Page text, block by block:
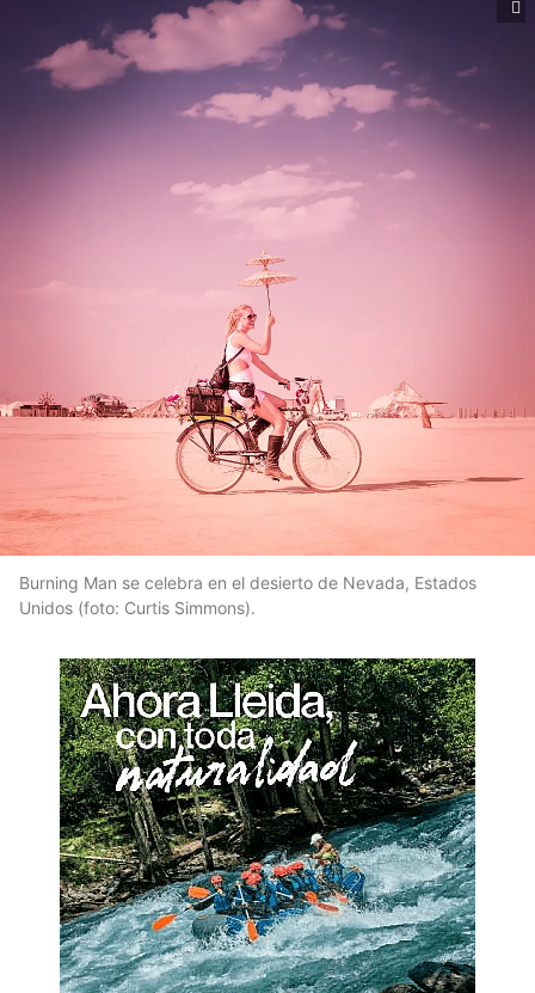
Burning Man se celebra en el desierto de Nevada, Estados
Unidos (foto: Curtis Simmons).